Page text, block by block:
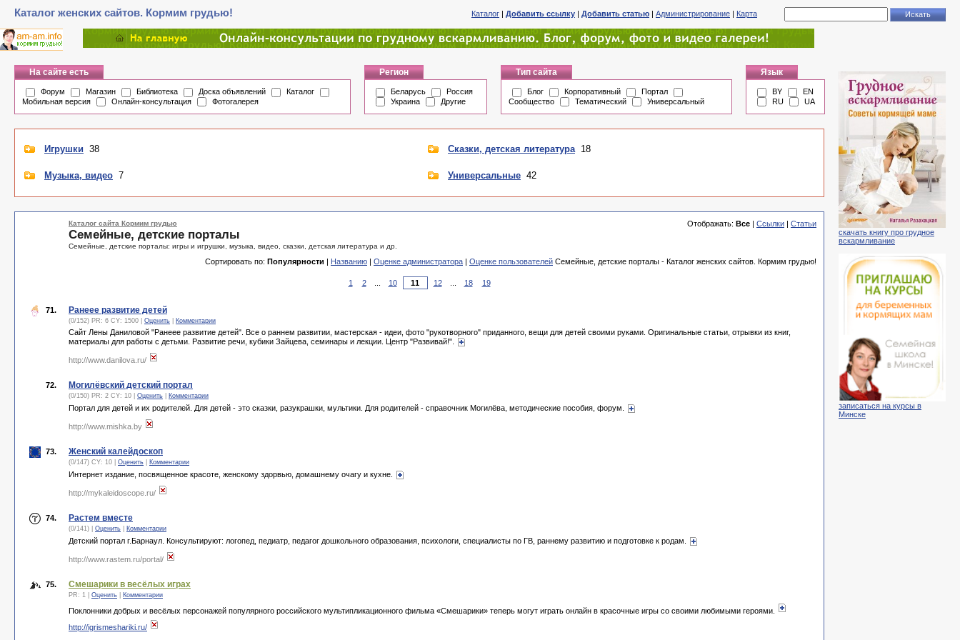
Каталог женских сайтов. Кормим грудью! Каталог | Добавить ссылку | Добавить статью | Администрирование | Карта
На сайте есть
Форум Магазин Библиотека Доска объявлений
Каталог
Мобильная версия
Онлайн-консультация Фотогалерея
Регион
Беларусь
Россия
Украина
Другие
Тип сайта
Блог Корпоративный
Портал
Сообщество
Тематический Универсальный
Язык
BY
EN
RU
UA
Игрушки 38
Музыка, видео 7
Сказки, детская литература 18
Универсальные 42
Каталог сайта Кормим грудью Отображать: Все | Ссылки | Статьи
Семейные, детские порталы
Семейные, детские порталы: игры и игрушки, музыка, видео, сказки, детская литература и др.
Сортировать по: Популярности | Названию | Оценке администратора | Оценке пользователей Семейные, детские порталы - Каталог женских сайтов. Кормим грудью!
1 2 10 12 18 19
71. Ранеее развитие детей
(0/152) PR: 6 CY: 1500 | Оценить Комментарии
Сайт Лены Даниловой "Ранеее развитие детей". Все о раннем развитии, мастерская - идеи, фото "рукотворного" приданного, вещи для детей своими руками. Оригинальные статьи, отрывки из книг,
материалы для работы с детьми. Развитие речи, кубики Зайцева, семинары и лекции. Центр "Развивай!".
http://www.danilova.ru/
72. Могилёвский детский портал
(0/150) PR: 2 CY: 10 | Оценить Комментарии
Портал для детей и их родителей. Для детей - это сказки, разукрашки, мультики. Для родителей - справочник Могилёва, методические пособия, форум.
http://www.mishka.by
73. Женский калейдоскоп
(0/147) CY: 10 | Оценить Комментарии
Интернет издание, посвященное красоте, женскому здорвью, домашнему очагу и кухне.
http://mykaleidoscope.ru/
74. Растем вместе
(0/141) | Оценить Комментарии
Детский портал г.Барнаул. Консультируют: логопед, педиатр, педагог дошкольного образования, психологи, специалисты по ГВ, раннему развитию и подготовке к родам.
http://www.rastem.ru/portal/
75. Смешарики в весёлых играх
PR: 1 | Оценить Комментарии
Поклонники добрых и весёлых персонажей популярного российского мультипликационного фильма «Смешарики» теперь могут играть онлайн в красочные игры со своими любимыми героями.
http://igrismeshariki.ru/
скачать книгу про грудное
вскармливание
записаться на курсы в
Минске